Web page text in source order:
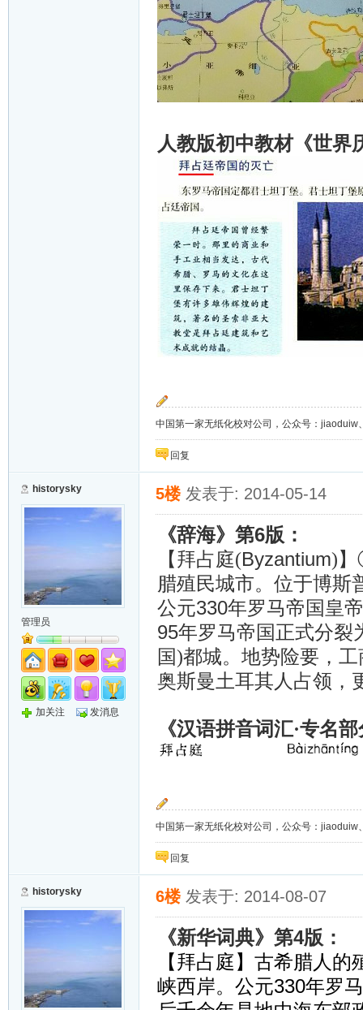
人教版初中教材《世界
中国第一家无纸化校对公司，公众号：
回复
historysky
管理员
加关注 发消息
5楼 发表于: 2014-05-14
《辞海》第6版：
【拜占庭(Byzantium)
腊殖民城市。位于博斯
公元330年罗马帝国皇
95年罗马帝国正式分裂
国)都城。地势险要，
奥斯曼土耳其人占领，
《汉语拼音词汇·专名
中国第一家无纸化校对公司，公众号：
回复
historysky 6楼 发表于: 2014-08-07
《新华词典》第4版：
【拜占庭】古希腊人
峡西岸。公元330年罗